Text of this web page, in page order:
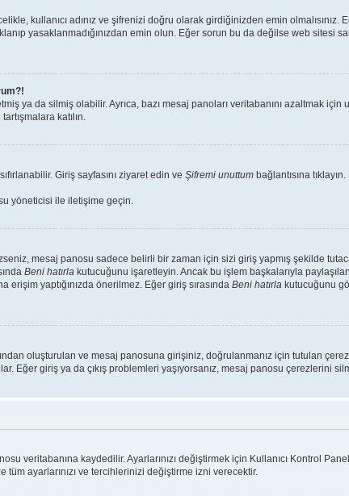
kullanıcı adınız ve şifrenizi doğru olarak girdiğinizden emin
yasaklanmadığınızdan emin olun. Eğer sorun bu da değilse web sitesi
ya da silmiş olabilir. Ayrıca, bazı mesaj panoları veritabanını azaltmak
katılın.
Giriş sayfasını ziyaret edin ve Şifremi unuttum bağlantısına
yöneticisi ile iletişime geçin.
mesaj panosu sadece belirli bir zaman için sizi giriş yapmış şekilde
Beni hatırla kutucuğunu işaretleyin. Ancak bu işlem başkalarıyla
yaptığınızda önerilmez. Eğer giriş sırasında Beni hatırla kutucuğunu
oluşturulan ve mesaj panosuna girişiniz, doğrulanmanız için tutulan
Eğer giriş ya da çıkış problemleri yaşıyorsanız, mesaj panosu çerezlerini
veritabanına kaydedilir. Ayarlarınızı değiştirmek için Kullanıcı Kontrol
tüm ayarlarınızı ve tercihlerinizi değiştirme izni verecektir.